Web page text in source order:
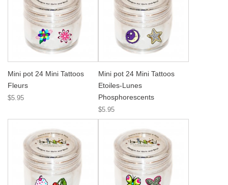
Mini pot 24 Mini Tattoos
Fleurs
$5.95
Mini pot 24 Mini Tattoos
Etoiles-Lunes
Phosphorescents
$5.95